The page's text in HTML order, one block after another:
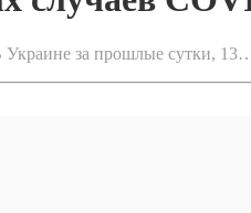
Украине за прошлые сутки,